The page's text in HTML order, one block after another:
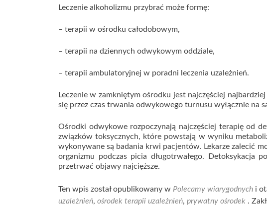
Leczenie alkoholizmu przybrać może formę:
– terapii w ośrodku całodobowym,
– terapii na dziennych odwykowym oddziale,
– terapii ambulatoryjnej w poradni leczenia uzależnień.
Leczenie w zamkniętym ośrodku jest najczęściej
się przez czas trwania odwykowego turnusu wyłącznie na
Ośrodki odwykowe rozpoczynają najczęściej terapię od
związków toksycznych, które powstają w wyniku
wykonywane są badania krwi pacjentów. Lekarze zalecić
organizmu podczas picia długotrwałego. Detoksykacja
przetrwać objawy najcięższe.
Ten wpis został opublikowany w Polecamy wiarygodnych i
uzależnień, ośrodek terapii uzależnień, prywatny ośrodek .